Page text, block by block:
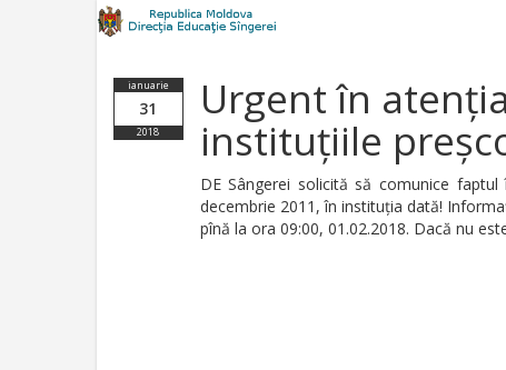
ianuarie
31
2018
Urgent în
instituțiile
DE Sângerei solicită să comunice
decembrie 2011, în instituția dată!
pînă la ora 09:00, 01.02.2018. Dacă nu